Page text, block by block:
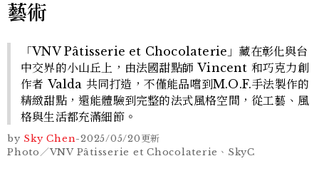
藝術
「VNV Pâtisserie et Chocolaterie」藏在彰化與台
中交界的小山丘上，由法國甜點師 Vincent 和巧克力創
作者 Valda 共同打造，不僅能品嚐到M.O.F.手法製作的
精緻甜點，還能體驗到完整的法式風格空間，從工藝、風
格與生活都充滿細節。
by Sky Chen-2025/05/20更新
Photo／VNV Pâtisserie et Chocolaterie、SkyC